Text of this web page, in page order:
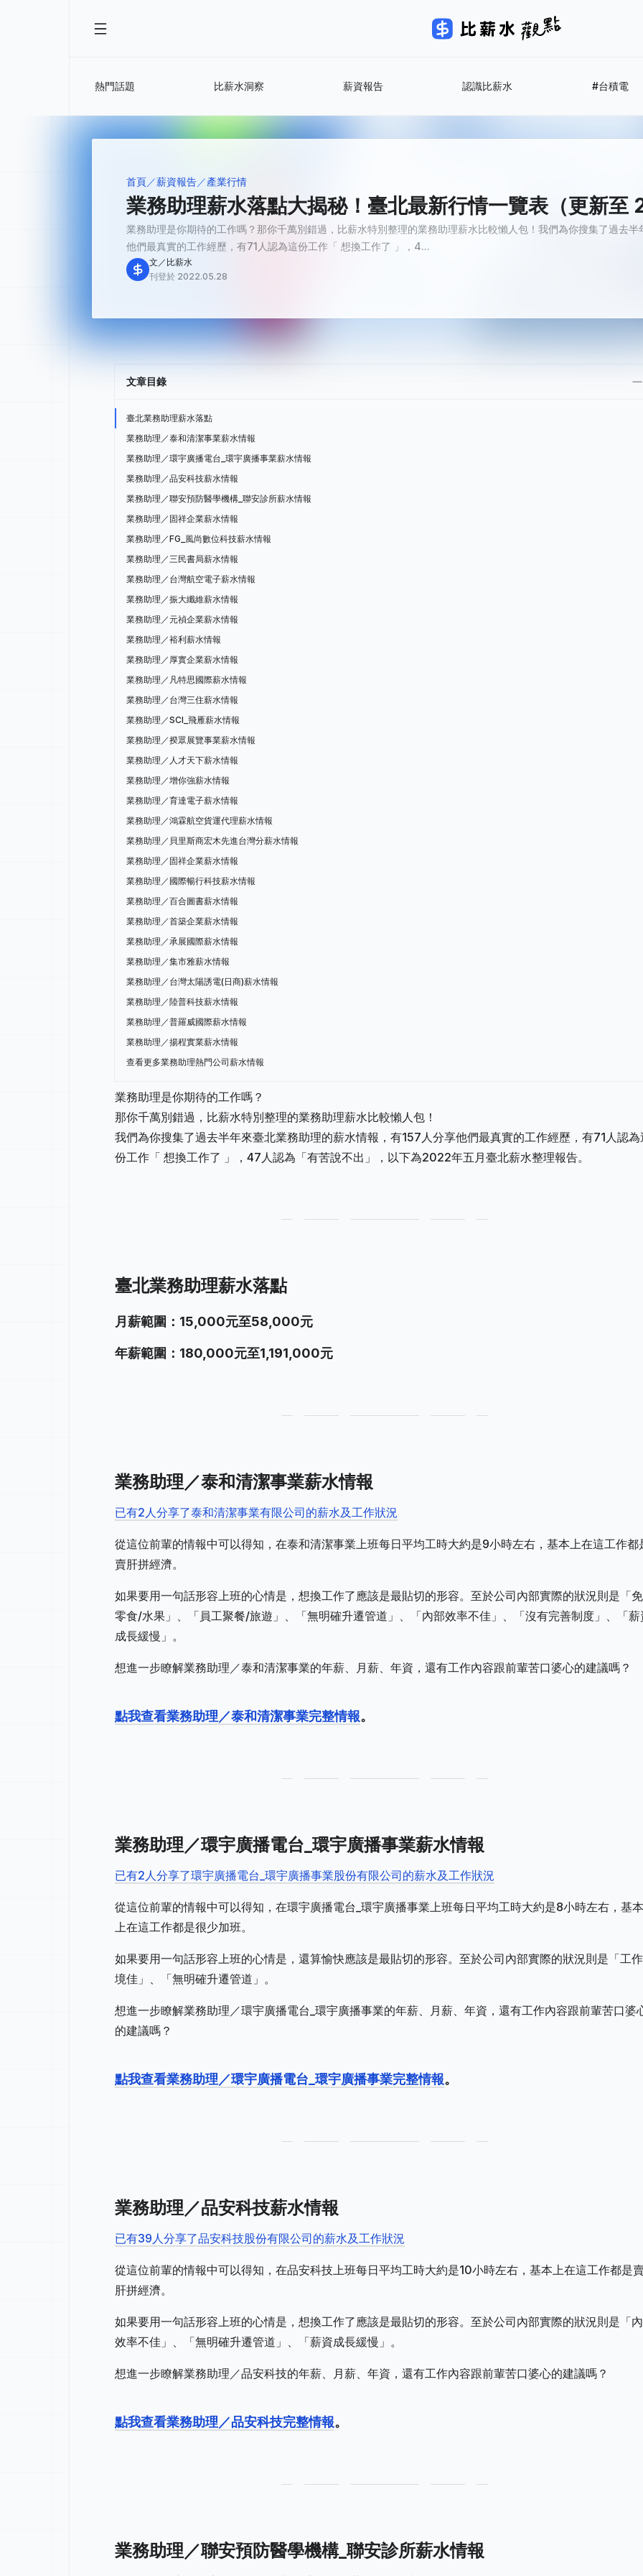
熱門話題 比薪水洞察 薪資報告 認識比薪水 #台積電
首頁 薪資報告 產業行情
業務助理薪水落點大揭秘！臺北最新行情一覽表（更新至
業務助理是你期待的工作嗎？那你千萬別錯過，比薪水特別整理的業務助理薪水比較懶人包！我們為你搜集了過去
他們最真實的工作經歷，有71人認為這份工作「 想換工作了 」，4...
文／比薪水
刊登於 2022.05.28
文章目錄
臺北業務助理薪水落點
業務助理／泰和清潔事業薪水情報
業務助理／環宇廣播電台_環宇廣播事業薪水情報
業務助理／品安科技薪水情報
業務助理／聯安預防醫學機構_聯安診所薪水情報
業務助理／固祥企業薪水情報
業務助理／FG_風尚數位科技薪水情報
業務助理／三民書局薪水情報
業務助理／台灣航空電子薪水情報
業務助理／振大纖維薪水情報
業務助理／元禎企業薪水情報
業務助理／裕利薪水情報
業務助理／厚實企業薪水情報
業務助理／凡特思國際薪水情報
業務助理／台灣三住薪水情報
業務助理／SCI_飛雁薪水情報
業務助理／揆眾展覽事業薪水情報
業務助理／人才天下薪水情報
業務助理／增你強薪水情報
業務助理／育達電子薪水情報
業務助理／鴻霖航空貨運代理薪水情報
業務助理／貝里斯商宏木先進台灣分薪水情報
業務助理／固祥企業薪水情報
業務助理／國際暢行科技薪水情報
業務助理／百合圖書薪水情報
業務助理／首築企業薪水情報
業務助理／承展國際薪水情報
業務助理／集市雅薪水情報
業務助理／台灣太陽誘電(日商)薪水情報
業務助理／陸普科技薪水情報
業務助理／普羅威國際薪水情報
業務助理／揚程實業薪水情報
查看更多業務助理熱門公司薪水情報
業務助理是你期待的工作嗎？
那你千萬別錯過，比薪水特別整理的業務助理薪水比較懶人包！
我們為你搜集了過去半年來臺北業務助理的薪水情報，有157人分享他們最真實的工作經歷，有71人認為
份工作「 想換工作了 」，47人認為「有苦說不出」，以下為2022年五月臺北薪水整理報告。
臺北業務助理薪水落點
月薪範圍：15,000元至58,000元
年薪範圍：180,000元至1,191,000元
業務助理／泰和清潔事業薪水情報
已有2人分享了泰和清潔事業有限公司的薪水及工作狀況
從這位前輩的情報中可以得知，在泰和清潔事業上班每日平均工時大約是9小時左右，基本上在這工作都
賣肝拼經濟。
如果要用一句話形容上班的心情是，想換工作了應該是最貼切的形容。至於公司內部實際的狀況則是「
零食/水果」、「員工聚餐/旅遊」、「無明確升遷管道」、「內部效率不佳」、「沒有完善制度」、「薪
成長緩慢」。
想進一步瞭解業務助理／泰和清潔事業的年薪、月薪、年資，還有工作內容跟前輩苦口婆心的建議嗎？
點我查看業務助理／泰和清潔事業完整情報。
業務助理／環宇廣播電台_環宇廣播事業薪水情報
已有2人分享了環宇廣播電台_環宇廣播事業股份有限公司的薪水及工作狀況
從這位前輩的情報中可以得知，在環宇廣播電台_環宇廣播事業上班每日平均工時大約是8小時左右，基本
上在這工作都是很少加班。
如果要用一句話形容上班的心情是，還算愉快應該是最貼切的形容。至於公司內部實際的狀況則是「工
境佳」、「無明確升遷管道」。
想進一步瞭解業務助理／環宇廣播電台_環宇廣播事業的年薪、月薪、年資，還有工作內容跟前輩苦口婆
的建議嗎？
點我查看業務助理／環宇廣播電台_環宇廣播事業完整情報。
業務助理／品安科技薪水情報
已有39人分享了品安科技股份有限公司的薪水及工作狀況
從這位前輩的情報中可以得知，在品安科技上班每日平均工時大約是10小時左右，基本上在這工作都是
肝拼經濟。
如果要用一句話形容上班的心情是，想換工作了應該是最貼切的形容。至於公司內部實際的狀況則是「
效率不佳」、「無明確升遷管道」、「薪資成長緩慢」。
想進一步瞭解業務助理／品安科技的年薪、月薪、年資，還有工作內容跟前輩苦口婆心的建議嗎？
點我查看業務助理／品安科技完整情報。
業務助理／聯安預防醫學機構_聯安診所薪水情報